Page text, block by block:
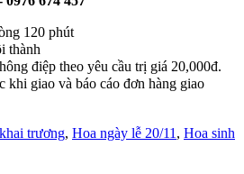
120 phút
thành
điệp theo yêu cầu trị giá 20,000đ.
giao và báo cáo đơn hàng giao
trương, Hoa ngày lễ 20/11 , Hoa sinh